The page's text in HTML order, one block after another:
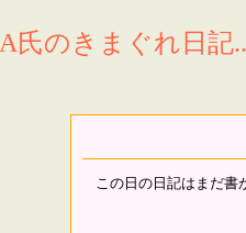
A氏のきまぐれ日記
この日の日記はまだ書